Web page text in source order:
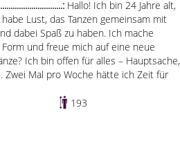
Hallo! Ich bin 24 Jahre alt,
Lust, das Tanzen gemeinsam mit
dabei Spaß zu haben. Ich mache
und freue mich auf eine neue
Ich bin offen für alles – Hauptsache,
Zwei Mal pro Woche hätte ich Zeit für
193